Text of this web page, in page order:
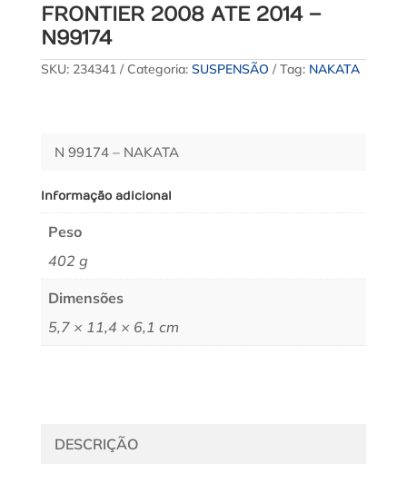
FRONTIER 2008 ATE 2014 –
N99174
SKU: 234341 Categoria: SUSPENSÃO Tag: NAKATA
N 99174 – NAKATA
Informação adicional
Peso
402 g
Dimensões
5,7 × 11,4 × 6,1 cm
DESCRIÇÃO